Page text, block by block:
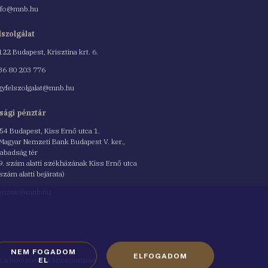
Budapest, Krisztina krt. 6.
80 203 776
pénztár
Budapest, Kiss Ernő utca 1.
Nemzeti Bank Budapest V. ker.,
tér
szám alatti székházának Kiss Ernő utca
alatti bejárata)
a honlappal kapcsolatban
NEM FOGADOM
EL
ELFOGADOM